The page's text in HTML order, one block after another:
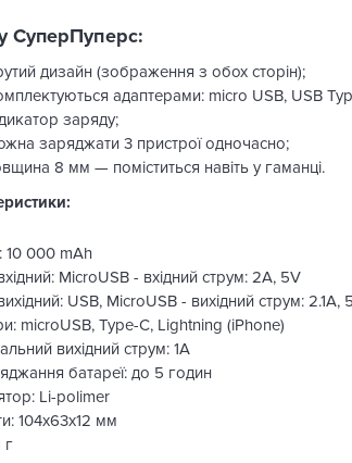
СуперПуперс:
дизайн (зображення з обох сторін);
адаптерами: micro USB, USB
заряду;
заряджати 3 пристрої одночасно;
8 мм — поміститься навіть у гаманці.
10 000 mAh
MicroUSB - вхідний струм: 2A, 5V
USB, MicroUSB - вихідний струм: 2.1A,
microUSB, Type-C, Lightning (iPhone)
вихідний струм: 1A
батареї: до 5 годин
Li-polimer
104х63х12 мм
г